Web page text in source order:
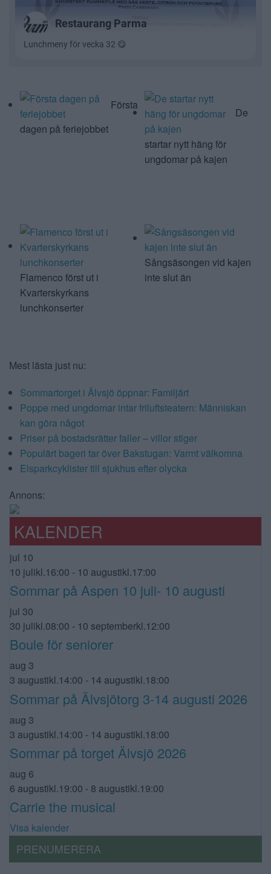
Första
dagen på feriejobbet
De
startar nytt häng för
ungdomar på kajen
Flamenco först ut i
Kvarterskyrkans
lunchkonserter
Sångsäsongen vid kajen
inte slut än
Mest lästa just nu:
Sommartorget i Älvsjö öppnar: Familjärt
Poppe med ungdomar intar friluftsteatern: Människan
kan göra något
Priser på bostadsrätter faller – villor stiger
Populärt bageri tar över Bakstugan: Varmt välkomna
Elsparkcyklister till sjukhus efter olycka
Annons:
KALENDER
jul 10
10 julikl.16:00 - 10 augustikl.17:00
Sommar på Aspen 10 juli- 10 augusti
jul 30
30 julikl.08:00 - 10 septemberkl.12:00
Boule för seniorer
aug 3
3 augustikl.14:00 - 14 augustikl.18:00
Sommar på Älvsjötorg 3-14 augusti 2026
aug 3
3 augustikl.14:00 - 14 augustikl.18:00
Sommar på torget Älvsjö 2026
aug 6
6 augustikl.19:00 - 8 augustikl.19:00
Carrie the musical
Visa kalender
PRENUMERERA